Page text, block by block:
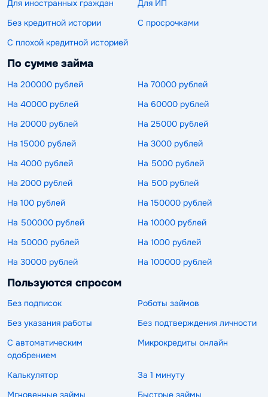
Для иностранных граждан
Для ИП
Без кредитной истории
С просрочками
С плохой кредитной историей
По сумме займа
На 200000 рублей
На 70000 рублей
На 40000 рублей
На 60000 рублей
На 20000 рублей
На 25000 рублей
На 15000 рублей
На 3000 рублей
На 4000 рублей
На 5000 рублей
На 2000 рублей
На 500 рублей
На 100 рублей
На 150000 рублей
На 500000 рублей
На 10000 рублей
На 50000 рублей
На 1000 рублей
На 30000 рублей
На 100000 рублей
Пользуются спросом
Без подписок
Роботы займов
Без указания работы
Без подтверждения личности
С автоматическим
одобрением
Микрокредиты онлайн
Калькулятор
За 1 минуту